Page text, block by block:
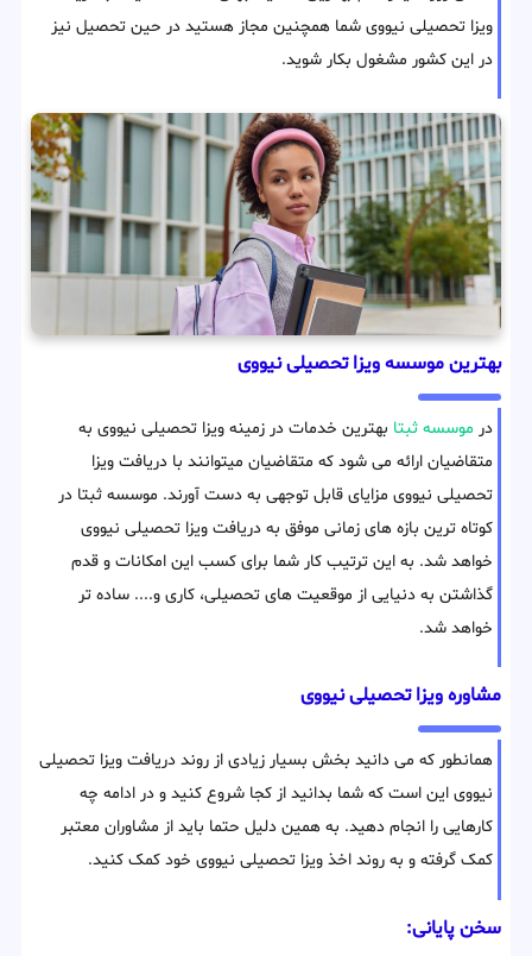
ویزا تحصیلی نیووی شما همچنین مجاز هستید در حین تحصیل نیز
در این کشور مشغول بکار شوید.
بهترین موسسه ویزا تحصیلی نیووی
در موسسه ثبتا بهترین خدمات در زمینه ویزا تحصیلی نیووی به
متقاضیان ارائه می شود که متقاضیان میتوانند با دریافت ویزا
تحصیلی نیووی مزایای قابل توجهی به دست آورند. موسسه ثبتا در
کوتاه ترین بازه های زمانی موفق به دریافت ویزا تحصیلی نیووی
خواهد شد. به این ترتیب کار شما برای کسب این امکانات و قدم
گذاشتن به دنیایی از موقعیت های تحصیلی، کاری و.... ساده تر
خواهد شد.
مشاوره ویزا تحصیلی نیووی
همانطور که می دانید بخش بسیار زیادی از روند دریافت ویزا تحصیلی
نیووی این است که شما بدانید از کجا شروع کنید و در ادامه چه
کارهایی را انجام دهید. به همین دلیل حتما باید از مشاوران معتبر
کمک گرفته و به روند اخذ ویزا تحصیلی نیووی خود کمک کنید.
سخن پایانی: